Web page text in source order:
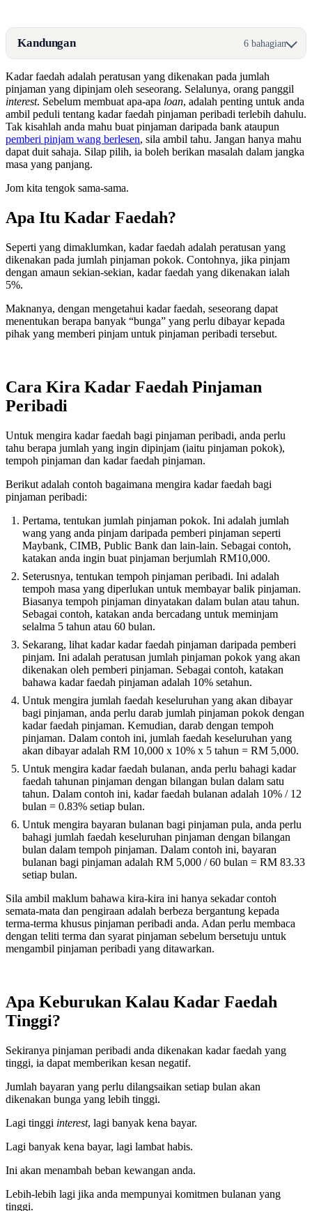
Kandungan 6 bahagian
Kadar faedah adalah peratusan yang dikenakan pada jumlah
pinjaman yang dipinjam oleh seseorang. Selalunya, orang panggil
interest. Sebelum membuat apa-apa loan, adalah penting untuk anda
ambil peduli tentang kadar faedah pinjaman peribadi terlebih dahulu.
Tak kisahlah anda mahu buat pinjaman daripada bank ataupun
pemberi pinjam wang berlesen, sila ambil tahu. Jangan hanya mahu
dapat duit sahaja. Silap pilih, ia boleh berikan masalah dalam jangka
masa yang panjang.
Jom kita tengok sama-sama.
Apa Itu Kadar Faedah?
Seperti yang dimaklumkan, kadar faedah adalah peratusan yang
dikenakan pada jumlah pinjaman pokok. Contohnya, jika pinjam
dengan amaun sekian-sekian, kadar faedah yang dikenakan ialah
5%.
Maknanya, dengan mengetahui kadar faedah, seseorang dapat
menentukan berapa banyak “bunga” yang perlu dibayar kepada
pihak yang memberi pinjam untuk pinjaman peribadi tersebut.
Cara Kira Kadar Faedah Pinjaman
Peribadi
Untuk mengira kadar faedah bagi pinjaman peribadi, anda perlu
tahu berapa jumlah yang ingin dipinjam (iaitu pinjaman pokok),
tempoh pinjaman dan kadar faedah pinjaman.
Berikut adalah contoh bagaimana mengira kadar faedah bagi
pinjaman peribadi:
Pertama, tentukan jumlah pinjaman pokok. Ini adalah jumlah
wang yang anda pinjam daripada pemberi pinjaman seperti
Maybank, CIMB, Public Bank dan lain-lain. Sebagai contoh,
katakan anda ingin buat pinjaman berjumlah RM10,000.
Seterusnya, tentukan tempoh pinjaman peribadi. Ini adalah
tempoh masa yang diperlukan untuk membayar balik pinjaman.
Biasanya tempoh pinjaman dinyatakan dalam bulan atau tahun.
Sebagai contoh, katakan anda bercadang untuk meminjam
selalma 5 tahun atau 60 bulan.
Sekarang, lihat kadar kadar faedah pinjaman daripada pemberi
pinjam. Ini adalah peratusan jumlah pinjaman pokok yang akan
dikenakan oleh pemberi pinjaman. Sebagai contoh, katakan
bahawa kadar faedah pinjaman adalah 10% setahun.
Untuk mengira jumlah faedah keseluruhan yang akan dibayar
bagi pinjaman, anda perlu darab jumlah pinjaman pokok dengan
kadar faedah pinjaman. Kemudian, darab dengan tempoh
pinjaman. Dalam contoh ini, jumlah faedah keseluruhan yang
akan dibayar adalah RM 10,000 x 10% x 5 tahun = RM 5,000.
Untuk mengira kadar faedah bulanan, anda perlu bahagi kadar
faedah tahunan pinjaman dengan bilangan bulan dalam satu
tahun. Dalam contoh ini, kadar faedah bulanan adalah 10% / 12
bulan = 0.83% setiap bulan.
Untuk mengira bayaran bulanan bagi pinjaman pula, anda perlu
bahagi jumlah faedah keseluruhan pinjaman dengan bilangan
bulan dalam tempoh pinjaman. Dalam contoh ini, bayaran
bulanan bagi pinjaman adalah RM 5,000 / 60 bulan = RM 83.33
setiap bulan.
Sila ambil maklum bahawa kira-kira ini hanya sekadar contoh
semata-mata dan pengiraan adalah berbeza bergantung kepada
terma-terma khusus pinjaman peribadi anda. Adan perlu membaca
dengan teliti terma dan syarat pinjaman sebelum bersetuju untuk
mengambil pinjaman peribadi yang ditawarkan.
Apa Keburukan Kalau Kadar Faedah
Tinggi?
Sekiranya pinjaman peribadi anda dikenakan kadar faedah yang
tinggi, ia dapat memberikan kesan negatif.
Jumlah bayaran yang perlu dilangsaikan setiap bulan akan
dikenakan bunga yang lebih tinggi.
Lagi tinggi interest, lagi banyak kena bayar.
Lagi banyak kena bayar, lagi lambat habis.
Ini akan menambah beban kewangan anda.
Lebih-lebih lagi jika anda mempunyai komitmen bulanan yang
tinggi.